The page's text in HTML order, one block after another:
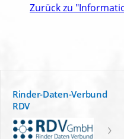
Zurück zu
Rinder-Daten-Verbund
RDV